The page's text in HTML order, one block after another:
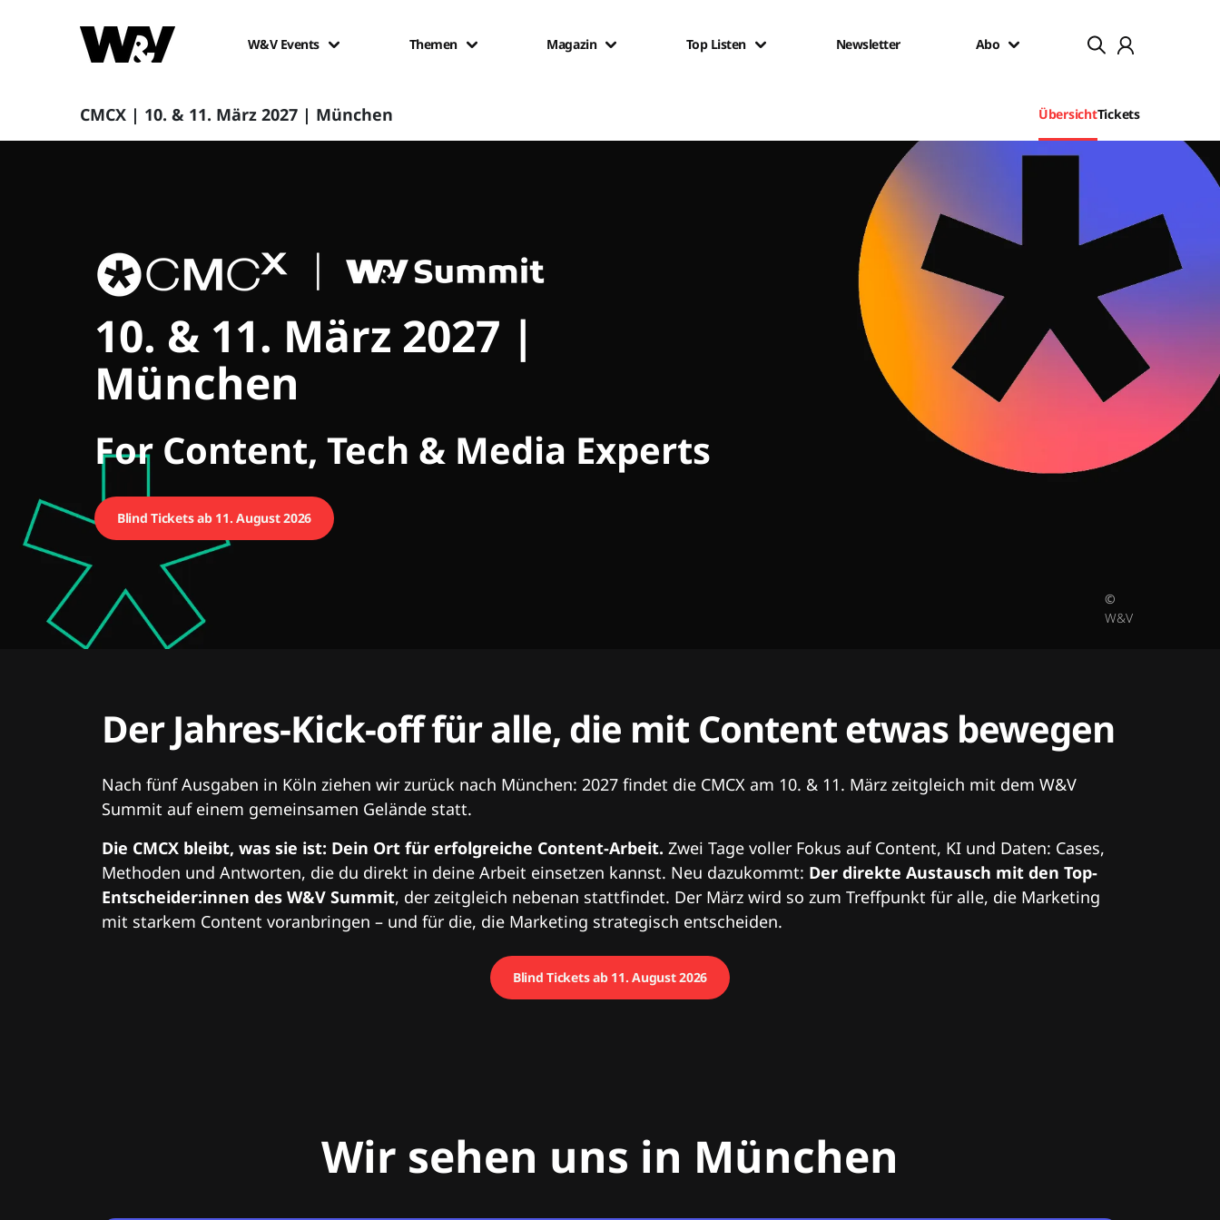
W&V Events Themen Magazin Top Listen Newsletter Abo
CMCX | 10. & 11. März 2027 | München ÜbersichtTickets
CMCX
10. & 11. März 2027 |
München
For Content, Tech & Media Experts
Blind Tickets ab 11. August 2026
©
W&V
Der Jahres-Kick-off für alle, die mit Content etwas bewegen
Nach fünf Ausgaben in Köln ziehen wir zurück nach München: 2027 findet die CMCX am 10. & 11. März zeitgleich mit dem W&V
Summit auf einem gemeinsamen Gelände statt.
Die CMCX bleibt, was sie ist: Dein Ort für erfolgreiche Content-Arbeit. Zwei Tage voller Fokus auf Content, KI und Daten: Cases,
Methoden und Antworten, die du direkt in deine Arbeit einsetzen kannst. Neu dazukommt: Der direkte Austausch mit den Top-
Entscheider:innen des W&V Summit, der zeitgleich nebenan stattfindet. Der März wird so zum Treffpunkt für alle, die Marketing
mit starkem Content voranbringen – und für die, die Marketing strategisch entscheiden.
Blind Tickets ab 11. August 2026
Wir sehen uns in München